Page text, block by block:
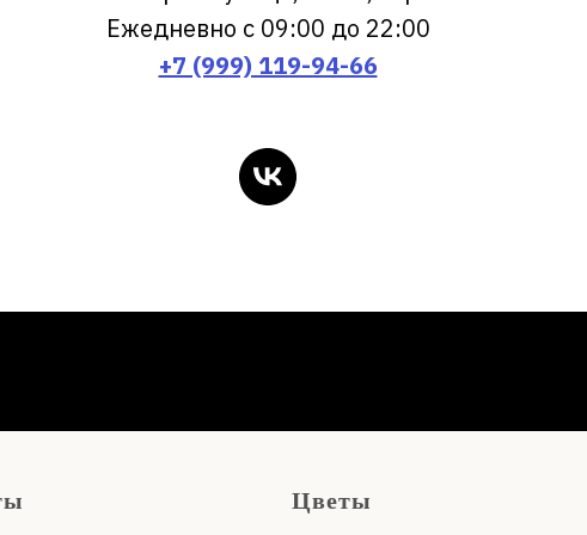
Ежедневно с 09:00 до 22:00
+7 (999) 119-94-66
Цветы